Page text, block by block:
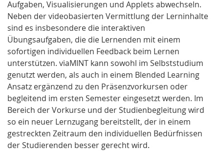
Aufgaben, Visualisierungen und Applets abwechseln.
Neben der videobasierten Vermittlung der Lerninhalte
sind es insbesondere die interaktiven
Übungsaufgaben, die die Lernenden mit einem
sofortigen individuellen Feedback beim Lernen
unterstützen. viaMINT kann sowohl im Selbststudium
genutzt werden, als auch in einem Blended Learning
Ansatz ergänzend zu den Präsenzvorkursen oder
begleitend im ersten Semester eingesetzt werden. Im
Bereich der Vorkurse und der Studienbegleitung wird
so ein neuer Lernzugang bereitstellt, der in einem
gestreckten Zeitraum den individuellen Bedürfnissen
der Studierenden besser gerecht wird.